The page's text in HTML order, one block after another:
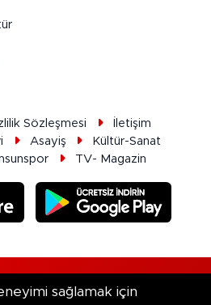
Sözleşmesi
İletişim
Asayiş
Kültür-Sanat
TV- Magazin
sağlamak için